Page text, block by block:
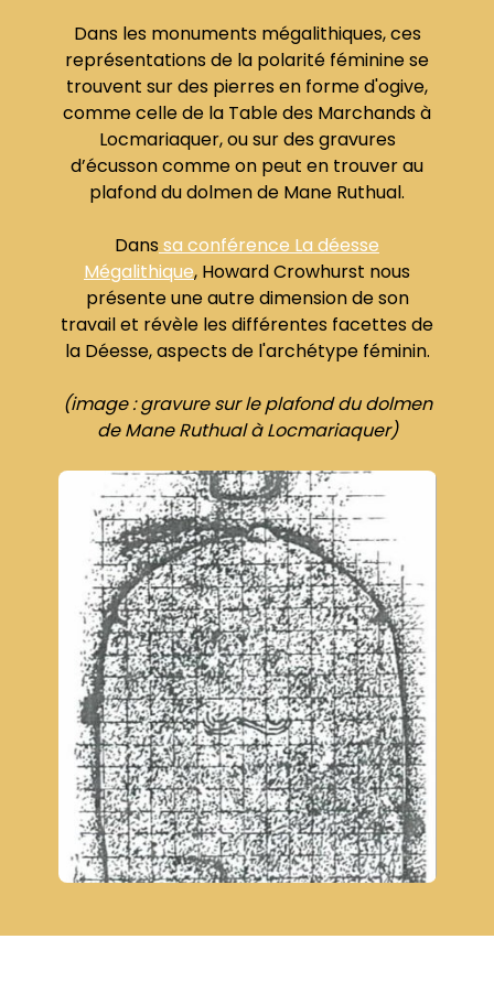
Dans les monuments mégalithiques, ces
représentations de la polarité féminine se
trouvent sur des pierres en forme d'ogive,
comme celle de la Table des Marchands à
Locmariaquer, ou sur des gravures
d’écusson comme on peut en trouver au
plafond du dolmen de Mane Ruthual.
Danssa conférence La déesse
Mégalithique, Howard Crowhurst nous
présente une autre dimension de son
travail et révèle les différentes facettes de
la Déesse, aspects de l'archétype féminin.
(image : gravure sur le plafond du dolmen
de Mane Ruthual à Locmariaquer)